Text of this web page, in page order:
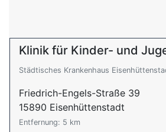
Klinik für Kinder- und
Städtisches Krankenhaus
Friedrich-Engels-Straße 39
15890 Eisenhüttenstadt
Entfernung: 5 km